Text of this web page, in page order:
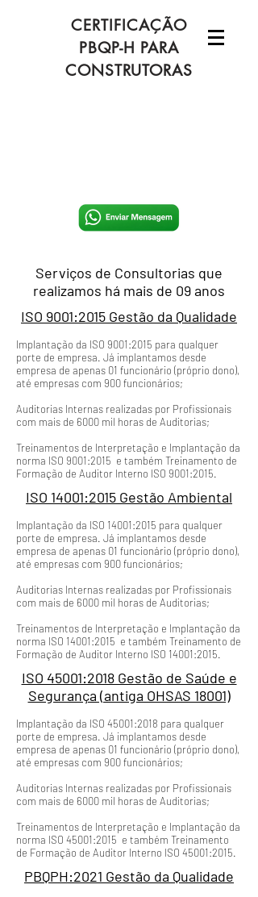
CERTIFICAÇÃO
PBQP-H PARA
CONSTRUTORAS
Serviços de Consultorias que
realizamos há mais de 09 anos
ISO 9001:2015 Gestão da Qualidade
Implantação da ISO 9001:2015 para qualquer
porte de empresa. Já implantamos desde
empresa de apenas 01 funcionário (próprio dono),
até empresas com 900 funcionários;
Auditorias Internas realizadas por Profissionais
com mais de 6000 mil horas de Auditorias;
Treinamentos de Interpretação e Implantação da
norma ISO 9001:2015 e também Treinamento de
Formação de Auditor Interno ISO 9001:2015.
ISO 14001:2015 Gestão Ambiental
Implantação da ISO 14001:2015 para qualquer
porte de empresa. Já implantamos desde
empresa de apenas 01 funcionário (próprio dono),
até empresas com 900 funcionários;
Auditorias Internas realizadas por Profissionais
com mais de 6000 mil horas de Auditorias;
Treinamentos de Interpretação e Implantação da
norma ISO 14001:2015 e também Treinamento de
Formação de Auditor Interno ISO 14001:2015.
ISO 45001:2018 Gestão de Saúde e
Segurança (antiga OHSAS 18001)
Implantação da ISO 45001:2018 para qualquer
porte de empresa. Já implantamos desde
empresa de apenas 01 funcionário (próprio dono),
até empresas com 900 funcionários;
Auditorias Internas realizadas por Profissionais
com mais de 6000 mil horas de Auditorias;
Treinamentos de Interpretação e Implantação da
norma ISO 45001:2015 e também Treinamento
de Formação de Auditor Interno ISO 45001:2015.
PBQPH:2021 Gestão da Qualidade